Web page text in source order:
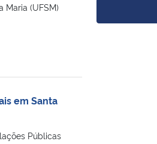
Maria (UFSM)
em Santa
Públicas